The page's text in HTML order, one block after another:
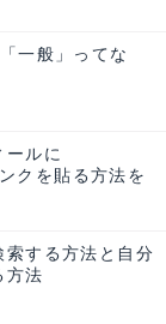
一般」ってな
ールに
クを貼る方法を
索する方法と自分
方法